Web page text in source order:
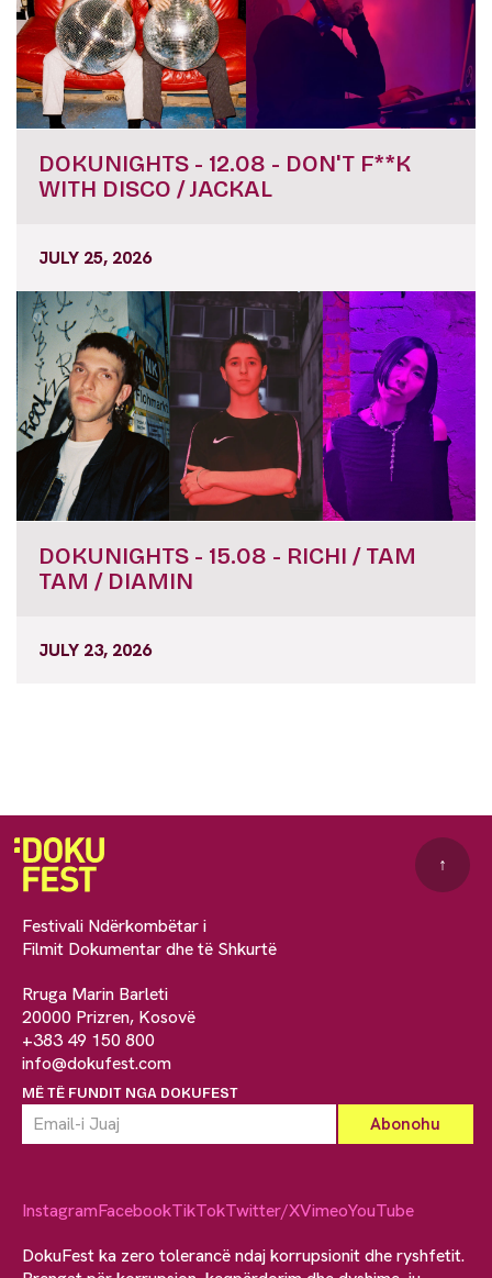
DOKUNIGHTS - 12.08 - DON'T F**K
WITH DISCO / JACKAL
JULY 25, 2026
DOKUNIGHTS - 15.08 - RICHI / TAM
TAM / DIAMIN
JULY 23, 2026
Festivali Ndërkombëtar i
Filmit Dokumentar dhe të Shkurtë
Rruga Marin Barleti
20000 Prizren, Kosovë
+383 49 150 800
info@dokufest.com
MË TË FUNDIT NGA DOKUFEST
↑
InstagramFacebookTikTokTwitter/XVimeoYouTube
DokuFest ka zero tolerancë ndaj korrupsionit dhe ryshfetit.